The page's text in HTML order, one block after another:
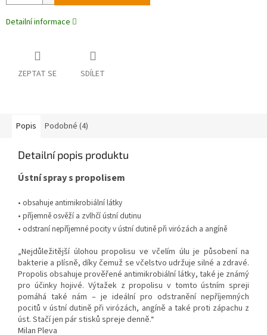
Detailní informace
ZEPTAT SE SDÍLET
Popis Podobné (4)
Detailní popis produktu
Ústní spray s propolisem
• obsahuje antimikrobiální látky
• příjemně osvěží a zvlhčí ústní dutinu
• odstraní nepříjemné pocity v ústní dutině při virózách a angíně
„Nejdůležitější úlohou propolisu ve včelím úlu je působení na
bakterie a plísně, díky čemuž se včelstvo udržuje silné a zdravé.
Propolis obsahuje prověřené antimikrobiální látky, také je známý
pro účinky hojivé. Výtažek z propolisu v tomto ústním spreji
pomáhá také nám – je ideální pro odstranění nepříjemných
pocitů v ústní dutině při virózách, angíně a také proti zápachu z
úst. Stačí jen pár stisků spreje denně.“
Milan Pleva